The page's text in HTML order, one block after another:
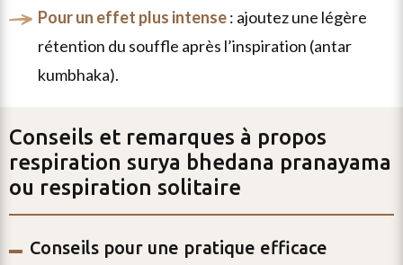
pour un effet plus intense: ajoutez une légère
rétention du souffle après l’inspiration (antar
kumbhaka).
Conseils et remarques à propos
respiration surya bhedana pranayama
ou respiration solitaire
Conseils pour une pratique efficace